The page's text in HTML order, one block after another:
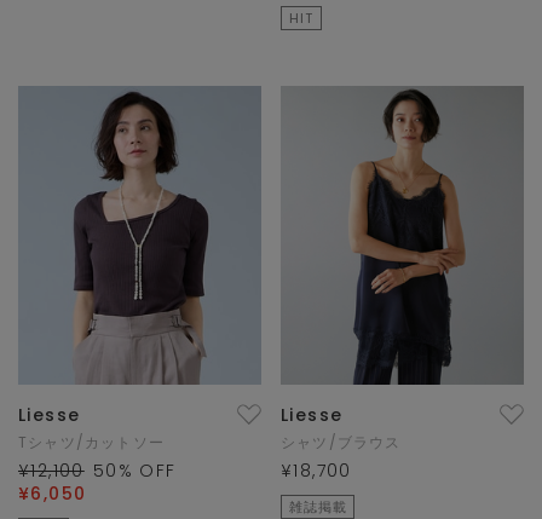
HIT
Liesse
Tシャツ/カットソー
¥12,100 50 % OFF
¥6,050
Liesse
シャツ/ブラウス
¥18,700
雑誌掲載